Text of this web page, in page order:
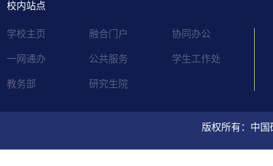
校内站点
学校主页 融合门户 协同办公
一网通办 公共服务 学生工作处
教务部 研究生院
版权所有：中